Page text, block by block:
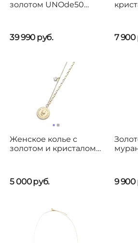
золотом UNOde50
39 990 руб. 7 900
Женское колье с
золотом и кристалом
5 000руб. 9 900